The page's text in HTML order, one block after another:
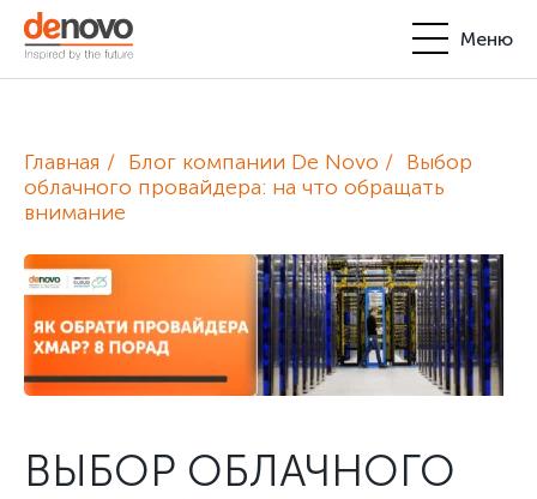
Меню
De Novo
Блог
Контакты
+380-44-200-93-39
Главная Блог компании De Novo
Выбор
облачного провайдера: на что обращать
внимание
ВЫБОР ОБЛАЧНОГО